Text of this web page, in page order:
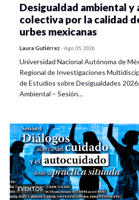
Desigualdad ambiental y
colectiva por la calidad
urbes mexicanas
Laura Gutiérrez -Ago 05, 2026
Universidad Nacional Autónoma de
Regional de Investigaciones
de Estudios sobre Desigualdades
Ambiental – Sesión…
EVENTOS